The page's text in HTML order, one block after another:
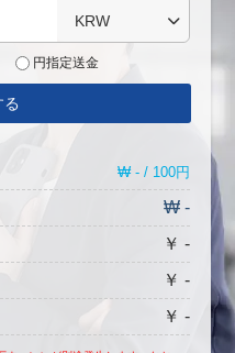
KRW
円指定送金
₩ - / 100円
₩ -
￥ -
￥ -
￥ -